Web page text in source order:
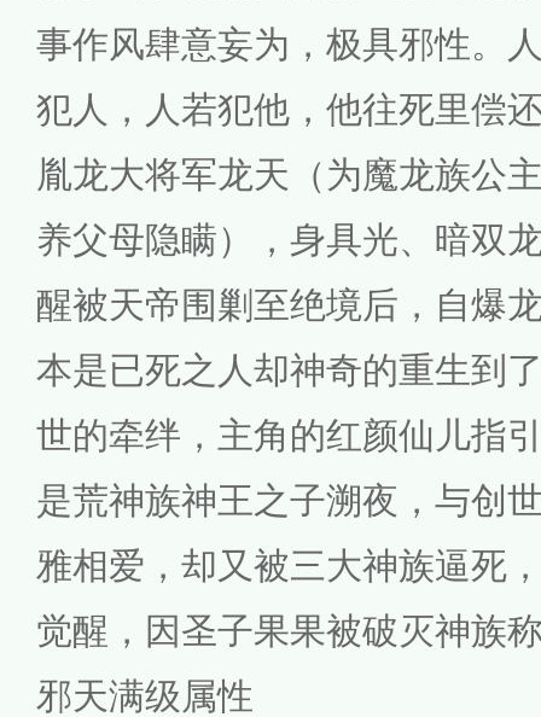
事作风肆意妄为，极具邪性。
犯人，人若犯他，他往死里
胤龙大将军龙天（为魔龙族公
养父母隐瞒），身具光、暗双
醒被天帝围剿至绝境后，自爆
本是已死之人却神奇的重生到
世的牵绊，主角的红颜仙儿指
是荒神族神王之子溯夜，与创
雅相爱，却又被三大神族逼死
觉醒，因圣子果果被破灭神族
邪天满级属性